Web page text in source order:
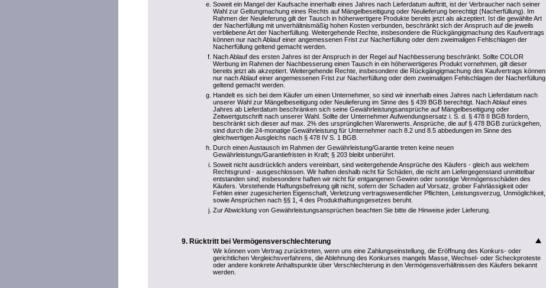
Soweit ein Mangel der Kaufsache innerhalb eines Jahres nach Lieferdatum auftritt, ist der Verbraucher nach seiner
Wahl zur Geltungmachung eines Rechts auf Mängelbeseitigung oder Neulieferung berechtigt (Nacherfüllung). Im
Rahmen der Neulieferung gilt der Tausch in höherwertigere Produkte bereits jetzt als akzeptiert. Ist die gewählte Art
der Nacherfüllung mit unverhältnismäßig hohen Kosten verbunden, beschränkt sich der Anspruch auf die jeweils
verbliebene Art der Nacherfüllung. Weitergehende Rechte, insbesondere die Rückgängigmachung des Kaufvertrags
können nur nach Ablauf einer angemessenen Frist zur Nacherfüllung oder dem zweimaligen Fehlschlagen der
Nacherfüllung geltend gemacht werden.
Nach Ablauf des ersten Jahres ist der Anspruch in der Regel auf Nachbesserung beschränkt. Sollte COLOR
Werbung im Rahmen der Nachbesserung einen Tausch in ein höherwertigeres Produkt vornehmen, gilt dieser
bereits jetzt als akzeptiert. Weitergehende Rechte, insbesondere die Rückgängigmachung des Kaufvertrags können
nur nach Ablauf einer angemessenen Frist zur Nacherfüllung oder dem zweimaligen Fehlschlagen der Nacherfüllung
geltend gemacht werden.
Handelt es sich bei dem Käufer um einen Unternehmer, so sind wir innerhalb eines Jahres nach Lieferdatum nach
unserer Wahl zur Mängelbeseitigung oder Neulieferung im Sinne des § 439 BGB berechtigt. Nach Ablauf eines
Jahres ab Lieferdatum beschränken sich seine Gewährleistungsansprüche auf Mängelbeseitigung oder
Zeitwertgutschrift nach unserer Wahl. Sollte der Unternehmer Aufwendungsersatz i. S. d. § 478 II BGB fordern,
beschränkt sich dieser auf max. 2% des ursprünglichen Warenwerts. Ansprüche, die auf § 478 BGB zurückgehen,
sind durch die 24-monatige Gewährleistung für Unternehmer nach 8.2 und 8.5 abbedungen im Sinne des
gleichwertigen Ausgleichs nach § 478 IV S. 1 BGB.
Durch einen Austausch im Rahmen der Gewährleistung/Garantie treten keine neuen
Gewährleistungs/Garantiefristen in Kraft; § 203 bleibt unberührt.
Soweit nicht ausdrücklich anders vereinbart, sind weitergehende Ansprüche des Käufers - gleich aus welchem
Rechtsgrund - ausgeschlossen. Wir haften deshalb nicht für Schäden, die nicht am Liefergegenstand unmittelbar
entstanden sind; insbesondere haften wir nicht für entgangenen Gewinn oder sonstige Vermögensschäden des
Käufers. Vorstehende Haftungsbefreiung gilt nicht, sofern der Schaden auf Vorsatz, grober Fahrlässigkeit oder
Fehlen einer zugesicherten Eigenschaft, Verletzung vertragswesentlicher Pflichten, Leistungsverzug, Unmöglichkeit,
sowie Ansprüchen nach §§ 1, 4 des Produkthaftungsgesetzes beruht.
Zur Abwicklung von Gewährleistungsansprüchen beachten Sie bitte die Hinweise jeder Lieferung.
Rücktritt bei Vermögensverschlechterung
Wir können vom Vertrag zurücktreten, wenn uns eine Zahlungseinstellung, die Eröffnung des Konkurs- oder
gerichtlichen Vergleichsverfahrens, die Ablehnung des Konkurses mangels Masse, Wechsel- oder Scheckproteste
oder andere konkrete Anhaltspunkte über Verschlechterung in den Vermögensverhältnissen des Käufers bekannt
werden.